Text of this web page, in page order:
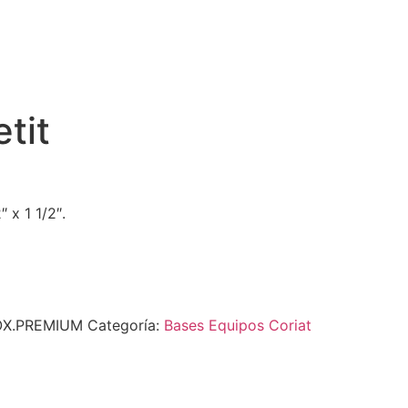
x 1 1/2″.
Categoría: Bases Equipos Coriat